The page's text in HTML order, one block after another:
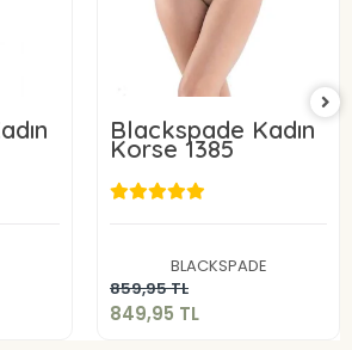
Blackspade Kadın
Korse 1385
BLACKSPADE
859,95 TL
849,95 TL
Sepete Ekle